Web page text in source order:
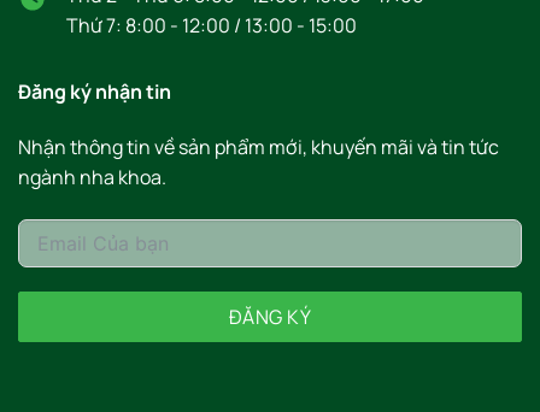
Thứ 7: 8:00 - 12:00 / 13:00 - 15:00
Đăng ký nhận tin
Nhận thông tin về sản phẩm mới, khuyến mãi và tin tức
ngành nha khoa.
ĐĂNG KÝ